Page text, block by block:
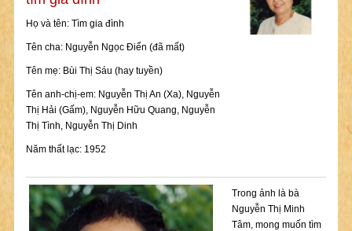
Họ và tên: Tìm gia đình
Tên cha: Nguyễn Ngọc Điển (đã mất)
Tên mẹ: Bùi Thị Sáu (hay tuyền)
Tên anh-chị-em: Nguyễn Thị An (Xa), Nguyễn
Thị Hải (Gấm), Nguyễn Hữu Quang, Nguyễn
Thị Tình, Nguyễn Thị Dinh
Năm thất lạc: 1952
Trong ảnh là bà
Nguyễn Thị Minh
Tâm, mong muốn tìm